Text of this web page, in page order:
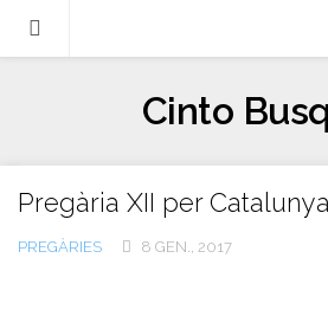
Llibres
Escrits-articles
Notícies
Cinto
Pregària XII per Catalunya
PREGÀRIES 8 GEN., 2017